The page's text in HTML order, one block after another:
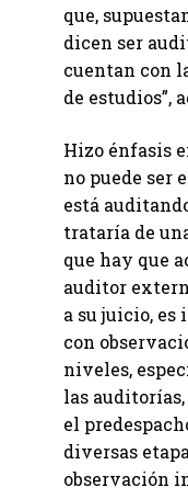
que,
dicen ser
cuentan con
de estudios”,
Hizo énfasis
no puede ser
está
trataría de
que hay que
auditor
a su juicio, es
con
niveles,
las
el
diversas
observación